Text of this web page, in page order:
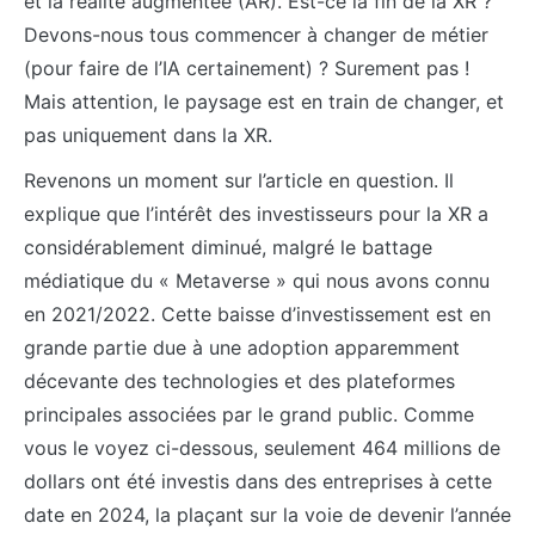
Devons-nous tous commencer à changer de métier
(pour faire de l’IA certainement) ? Surement pas !
Mais attention, le paysage est en train de changer, et
pas uniquement dans la XR.
Revenons un moment sur l’article en question. Il
explique que l’intérêt des investisseurs pour la XR a
considérablement diminué, malgré le battage
médiatique du « Metaverse » qui nous avons connu
en 2021/2022. Cette baisse d’investissement est en
grande partie due à une adoption apparemment
décevante des technologies et des plateformes
principales associées par le grand public. Comme
vous le voyez ci-dessous, seulement 464 millions de
dollars ont été investis dans des entreprises à cette
date en 2024, la plaçant sur la voie de devenir l’année